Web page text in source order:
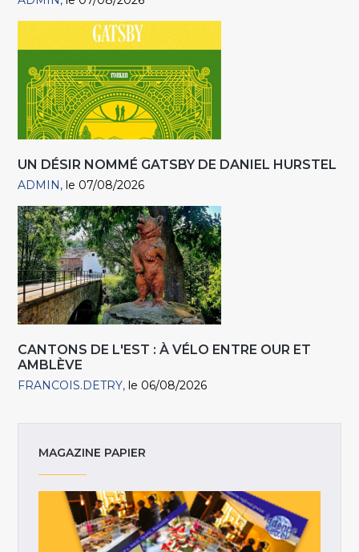
UN DÉSIR NOMMÉ GATSBY DE DANIEL HURSTEL
ADMIN le 07/08/2026
CANTONS DE L'EST : À VÉLO ENTRE OUR ET
AMBLÈVE
FRANCOIS.DETRY le 06/08/2026
MAGAZINE PAPIER